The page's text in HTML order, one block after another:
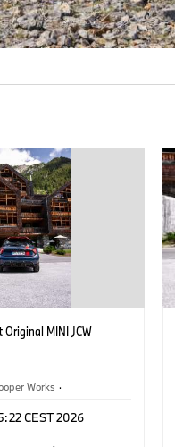
Original MINI JCW
Works ·
Zubehör
CEST 2026